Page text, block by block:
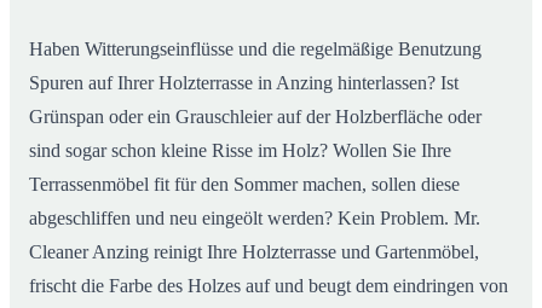
Haben Witterungseinflüsse und die regelmäßige Benutzung
Spuren auf Ihrer Holzterrasse in Anzing hinterlassen? Ist
Grünspan oder ein Grauschleier auf der Holzberfläche oder
sind sogar schon kleine Risse im Holz? Wollen Sie Ihre
Terrassenmöbel fit für den Sommer machen, sollen diese
abgeschliffen und neu eingeölt werden? Kein Problem. Mr.
Cleaner Anzing reinigt Ihre Holzterrasse und Gartenmöbel,
frischt die Farbe des Holzes auf und beugt dem eindringen von